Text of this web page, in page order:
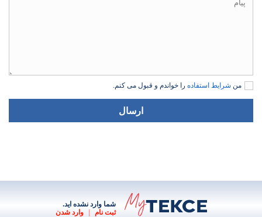
من شرایط استفاده را خواندم و قبول می کنم.
ارسال
شما وارد نشده اید.
ثبت نام
| وارد شدن